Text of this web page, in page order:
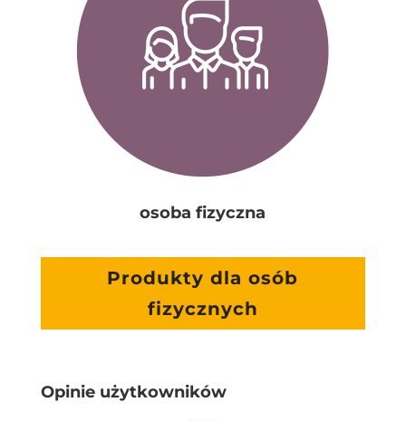
osoba fizyczna
Produkty dla osób
fizycznych
Opinie użytkowników